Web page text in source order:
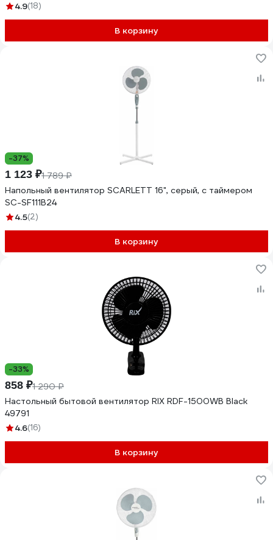
4.9(18)
В корзину
-37%
1 123 ₽1 789 ₽
Напольный вентилятор SCARLETT 16", серый, с таймером
SC-SF111B24
4.5(2)
В корзину
-33%
858 ₽1 290 ₽
Настольный бытовой вентилятор RIX RDF-1500WB Black
49791
4.6(16)
В корзину